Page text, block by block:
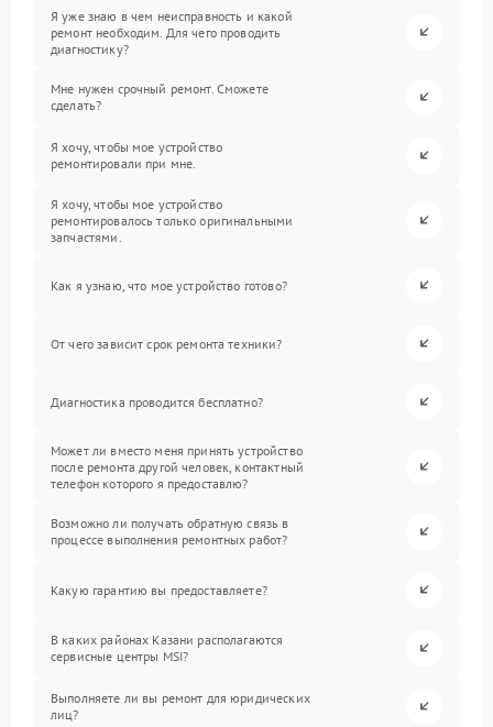
Я уже знаю в чем неисправность и какой
ремонт необходим. Для чего проводить
диагностику?
Мне нужен срочный ремонт. Сможете
сделать?
Я хочу, чтобы мое устройство
ремонтировали при мне.
Я хочу, чтобы мое устройство
ремонтировалось только оригинальными
запчастями.
Как я узнаю, что мое устройство готово?
От чего зависит срок ремонта техники?
Диагностика проводится бесплатно?
Может ли вместо меня принять устройство
после ремонта другой человек, контактный
телефон которого я предоставлю?
Возможно ли получать обратную связь в
процессе выполнения ремонтных работ?
Какую гарантию вы предоставляете?
В каких районах Казани располагаются
сервисные центры MSI?
Выполняете ли вы ремонт для юридических
лиц?